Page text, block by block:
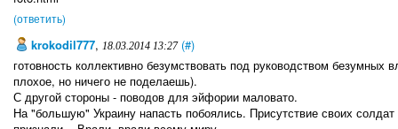
(ответить)
krokodil777, 18.03.2014 13:27 (#)
готовность коллективно безумствовать под руководством
плохое, но ничего не поделаешь).
С другой стороны - поводов для эйфории маловато.
На "большую" Украину напасть побоялись. Присутствие своих